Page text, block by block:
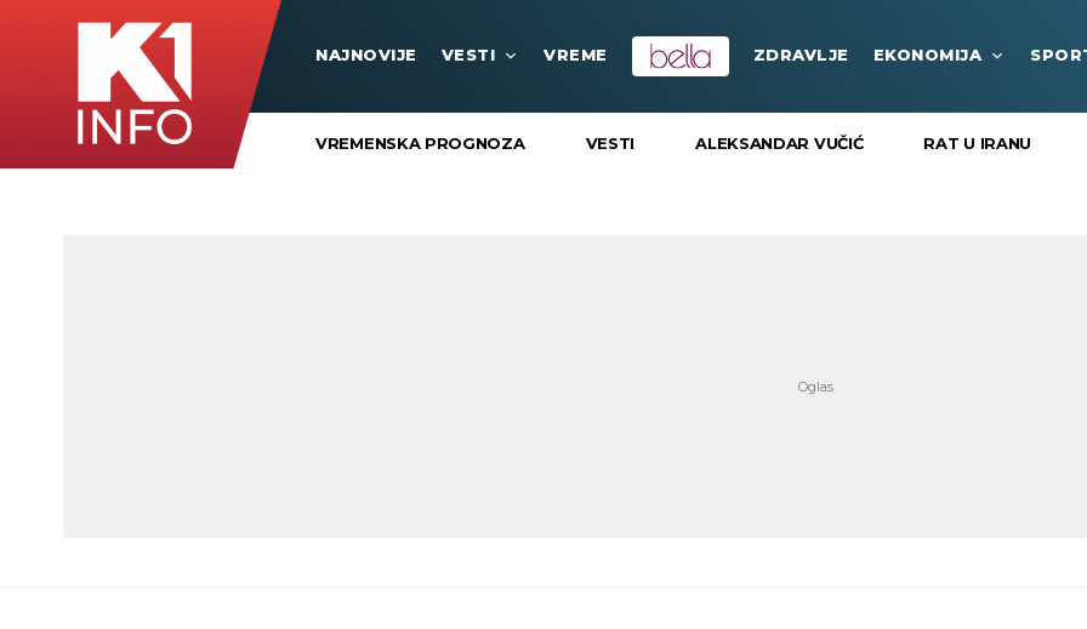
NAJNOVIJE VESTI VREME ZDRAVLJE EKONOMIJA
VREMENSKA PROGNOZA VESTI ALEKSANDAR VUČIĆ RAT U IRANU